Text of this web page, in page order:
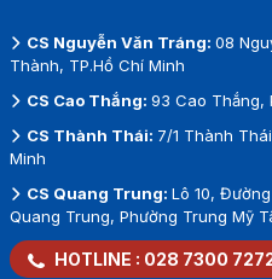
CS Nguyễn Văn Tráng: 08
Thành, TP.Hồ Chí Minh
CS Cao Thắng: 93 Cao Thắng,
CS Thành Thái: 7/1 Thành
Minh
CS Quang Trung: Lô 10,
Quang Trung, Phường Trung Mỹ
HOTLINE : 028 7300